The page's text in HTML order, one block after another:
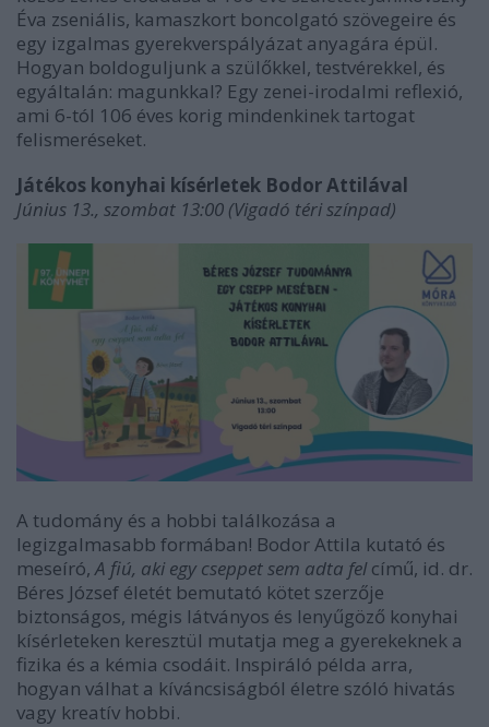
Éva zseniális, kamaszkort boncolgató szövegeire és
egy izgalmas gyerekverspályázat anyagára épül.
Hogyan boldoguljunk a szülőkkel, testvérekkel, és
egyáltalán: magunkkal? Egy zenei-irodalmi reflexió,
ami 6-tól 106 éves korig mindenkinek tartogat
felismeréseket.
Játékos konyhai kísérletek Bodor Attilával
Június 13., szombat 13:00 (Vigadó téri színpad)
A tudomány és a hobbi találkozása a
legizgalmasabb formában! Bodor Attila kutató és
meseíró,A fiú, aki egy cseppet sem adta felcímű, id. dr.
Béres József életét bemutató kötet szerzője
biztonságos, mégis látványos és lenyűgöző konyhai
kísérleteken keresztül mutatja meg a gyerekeknek a
fizika és a kémia csodáit. Inspiráló példa arra,
hogyan válhat a kíváncsiságból életre szóló hivatás
vagy kreatív hobbi.